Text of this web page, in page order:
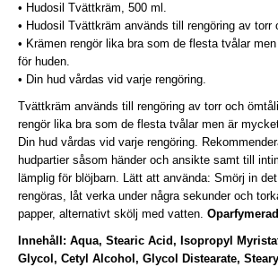
• Hudosil Tvättkräm, 500 ml.
• Hudosil Tvättkräm används till rengöring av torr
• Krämen rengör lika bra som de flesta tvålar
för huden.
• Din hud vårdas vid varje rengöring.
Tvättkräm används till rengöring av torr och
rengör lika bra som de flesta tvålar men är
Din hud vårdas vid varje rengöring.
hudpartier såsom händer och ansikte samt till
lämplig för blöjbarn. Lätt att använda: Smörj in
rengöras, låt verka under några sekunder och
papper, alternativt skölj med vatten.
Innehåll : Aqua, Stearic Acid, Isopropyl
Glycol, Cetyl Alcohol, Glycol Distearate,